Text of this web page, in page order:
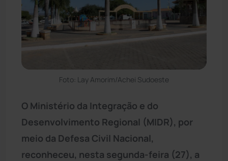
Foto: Lay Amorim/Achei Sudoeste
O Ministério da Integração e do
Desenvolvimento Regional (MIDR), por
meio da Defesa Civil Nacional,
reconheceu, nesta segunda-feira (27), a